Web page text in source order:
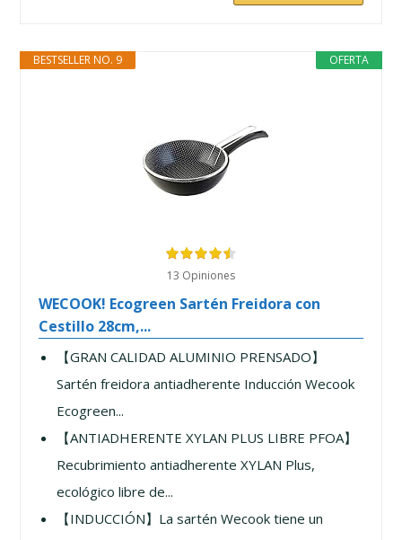
OFERTA
BESTSELLER NO. 9
13 Opiniones
WECOOK! Ecogreen Sartén Freidora con
Cestillo 28cm,...
【GRAN CALIDAD ALUMINIO PRENSADO】
Sartén freidora antiadherente Inducción Wecook
Ecogreen...
【ANTIADHERENTE XYLAN PLUS LIBRE PFOA】
Recubrimiento antiadherente XYLAN Plus,
ecológico libre de...
【INDUCCIÓN】La sartén Wecook tiene un